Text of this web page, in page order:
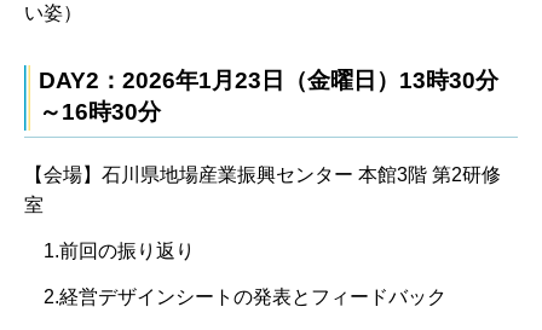
い姿）
DAY2：2026年1月23日（金曜日）13時30分
～16時30分
【会場】石川県地場産業振興センター 本館3階 第2研修
室
1.前回の振り返り
2.経営デザインシートの発表とフィードバック